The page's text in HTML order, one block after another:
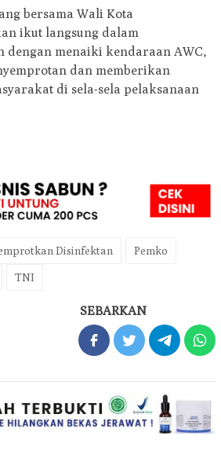
bersama Wali Kota
ikut langsung dalam
dengan menaiki kendaraan AWC,
dan memberikan
di sela-sela pelaksanaan
Disinfektan Pemko
TNI
SEBARKAN